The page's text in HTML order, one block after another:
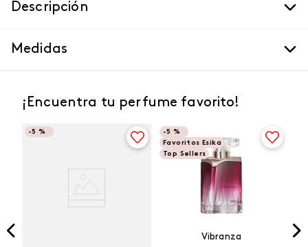
Descripción
Medidas
¡Encuentra tu perfume favorito!
-5 % -5 %
Favoritos Esika
Top Sellers
Vibranza